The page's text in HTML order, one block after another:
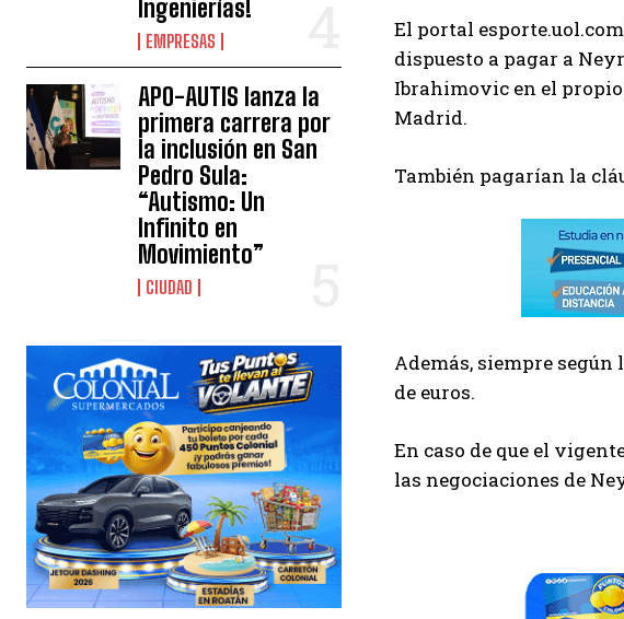
Ingenierías!
EMPRESAS
APO-AUTIS lanza la
primera carrera por
la inclusión en San
Pedro Sula:
“Autismo: Un
Infinito en
Movimiento”
CIUDAD
El portal
dispuesto a pagar a
Ibrahimovic en el propio
Madrid.
También pagarían la
Además, siempre según
de euros.
En caso de que el
las negociaciones de